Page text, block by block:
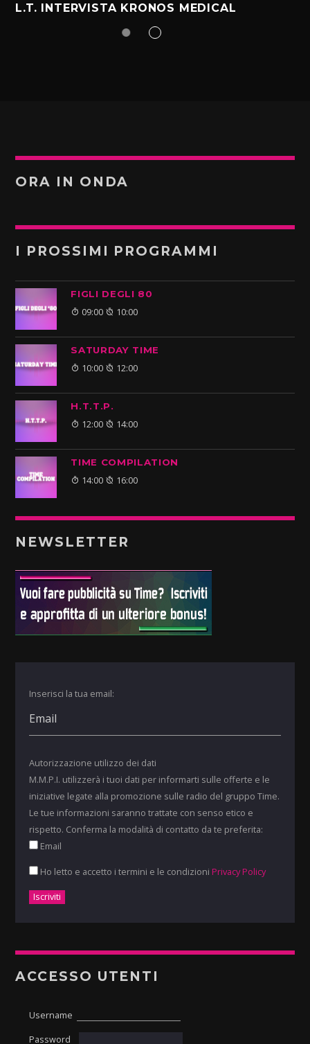
L.T. INTERVISTA KRONOS MEDICAL
ORA IN ONDA
I PROSSIMI PROGRAMMI
FIGLI DEGLI 80
09:00 10:00
SATURDAY TIME
10:00 12:00
H.T.T.P.
12:00 14:00
TIME COMPILATION
14:00 16:00
NEWSLETTER
Inserisci la tua email:
Autorizzazione utilizzo dei dati
M.M.P.I. utilizzerà i tuoi dati per informarti sulle offerte e le
iniziative legate alla promozione sulle radio del gruppo Time.
Le tue informazioni saranno trattate con senso etico e
rispetto. Conferma la modalità di contatto da te preferita:
Email
Ho letto e accetto i termini e le condizioni Privacy Policy
ACCESSO UTENTI
Username
Password